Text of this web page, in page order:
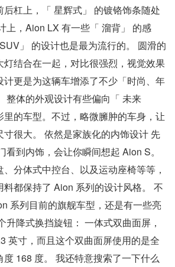
杠上，「 星辉式」 的镀铬饰条随处
上，Aion LX 有一些「 溜背」 的感
」 的设计也是最为流行的。 圆滑的
结合在一起，对比很强烈，视觉效果
更是为这辆车增添了不少「时尚、年
整体的外观设计有些偏向「 未来
的车型。不过，略微臃肿的车身，让
很大。 依然是家族化的内饰设计 先
看到内饰，会让你瞬间想起 Aion S。
分体式中控台、以及运动座椅等等，
都保持了 Aion 系列的设计风格。 不
系列目前的旗舰车型，还是有一些亮
升降式换挡旋钮： 一体式双曲面屏，
英寸，而且这个双曲面屏使用的是全
168 度。 我还特意搜索了一下什么